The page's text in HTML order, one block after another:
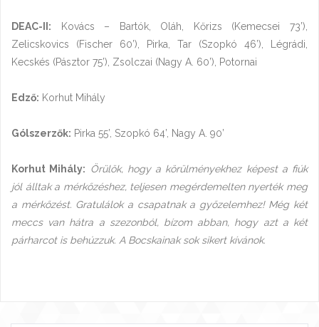
DEAC-II: Kovács – Bartók, Oláh, Kőrizs (Kemecsei 73’),
Zelicskovics (Fischer 60’), Pirka, Tar (Szopkó 46’), Légrádi,
Kecskés (Pásztor 75’), Zsolczai (Nagy A. 60’), Potornai
Edző: Korhut Mihály
Gólszerzők: Pirka 55’, Szopkó 64’, Nagy A. 90’
Korhut Mihály: Örülök, hogy a körülményekhez képest a fiúk
jól álltak a mérkőzéshez, teljesen megérdemelten nyerték meg
a mérkőzést. Gratulálok a csapatnak a győzelemhez! Még két
meccs van hátra a szezonból, bízom abban, hogy azt a két
párharcot is behúzzuk. A Bocskainak sok sikert kívánok.